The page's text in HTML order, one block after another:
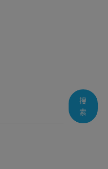
搜
索